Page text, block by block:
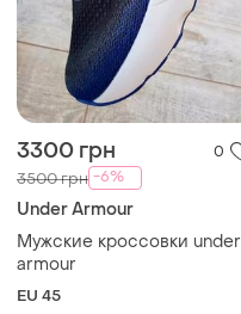
3300 грн 0
3500 грн -6%
Under Armour
Мужские кроссовки under
armour
EU 45